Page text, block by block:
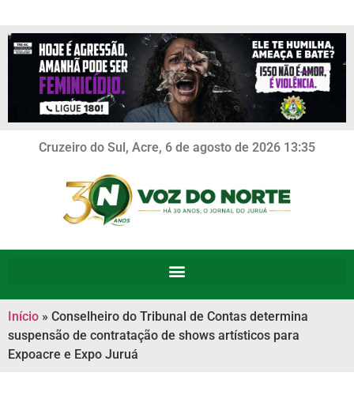
Cruzeiro do Sul, Acre, 6 de agosto de 2026 13:35
Início » Conselheiro do Tribunal de Contas determina
suspensão de contratação de shows artísticos para
Expoacre e Expo Juruá